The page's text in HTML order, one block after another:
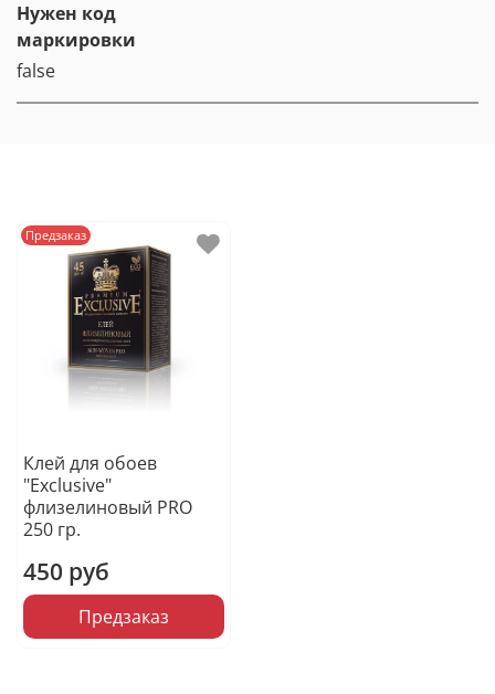
Нужен код
маркировки
false
Предзаказ
Клей для обоев
"Exclusive"
флизелиновый PRO
250 гр.
450 руб
Предзаказ